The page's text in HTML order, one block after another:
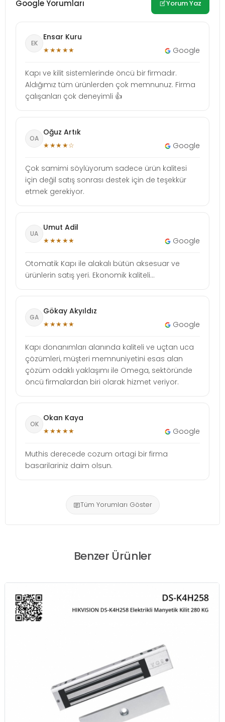
Google Yorumları Yorum Yaz
EK
Ensar Kuru
★★★★★ Google
Kapı ve kilit sistemlerinde öncü bir firmadır.
Aldığımız tüm ürünlerden çok memnunuz. Firma
çalışanları çok deneyimli 👍
OA
Oğuz Artık
★★★★☆ Google
Çok samimi söylüyorum sadece ürün kalitesi
için değil satış sonrası destek için de teşekkür
etmek gerekiyor.
UA
Umut Adil
★★★★★ Google
Otomatik Kapı ile alakalı bütün aksesuar ve
ürünlerin satış yeri. Ekonomik kaliteli...
GA
Gökay Akyıldız
★★★★★ Google
Kapı donanımları alanında kaliteli ve uçtan uca
çözümleri, müşteri memnuniyetini esas alan
çözüm odaklı yaklaşımı ile Omega, sektöründe
öncü firmalardan biri olarak hizmet veriyor.
OK
Okan Kaya
★★★★★ Google
Muthis derecede cozum ortagi bir firma
basarilariniz daim olsun.
Tüm Yorumları Göster
Benzer Ürünler